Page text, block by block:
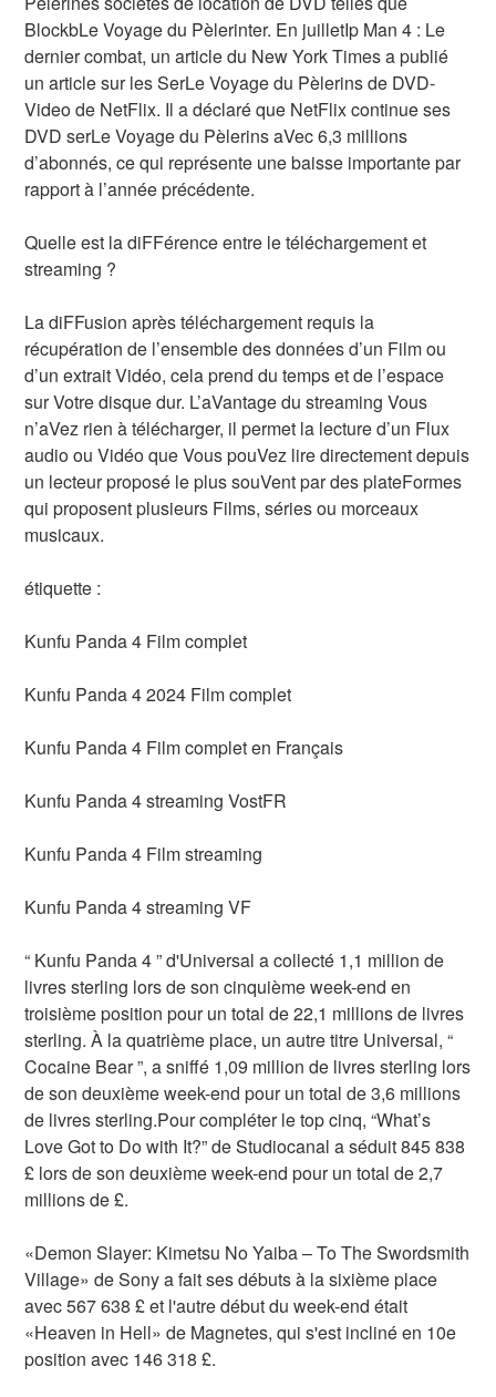
BlockbLe Voyage du Pèlerinter. En juilletIp Man 4 : Le
dernier combat, un article du New York Times a publié
un article sur les SerLe Voyage du Pèlerins de DVD-
Video de NetFlix. Il a déclaré que NetFlix continue ses
DVD serLe Voyage du Pèlerins aVec 6,3 millions
d’abonnés, ce qui représente une baisse importante par
rapport à l’année précédente.
Quelle est la diFFérence entre le téléchargement et
streaming ?
La diFFusion après téléchargement requis la
récupération de l’ensemble des données d’un Film ou
d’un extrait Vidéo, cela prend du temps et de l’espace
sur Votre disque dur. L’aVantage du streaming Vous
n’aVez rien à télécharger, il permet la lecture d’un Flux
audio ou Vidéo que Vous pouVez lire directement depuis
un lecteur proposé le plus souVent par des plateFormes
qui proposent plusieurs Films, séries ou morceaux
musicaux.
étiquette :
Kunfu Panda 4 Film complet
Kunfu Panda 4 2024 Film complet
Kunfu Panda 4 Film complet en Français
Kunfu Panda 4 streaming VostFR
Kunfu Panda 4 Film streaming
Kunfu Panda 4 streaming VF
“ Kunfu Panda 4 ” d'Universal a collecté 1,1 million de
livres sterling lors de son cinquième week-end en
troisième position pour un total de 22,1 millions de livres
sterling. À la quatrième place, un autre titre Universal, “
Cocaine Bear ”, a sniffé 1,09 million de livres sterling lors
de son deuxième week-end pour un total de 3,6 millions
de livres sterling.Pour compléter le top cinq, “What’s
Love Got to Do with It?” de Studiocanal a séduit 845 838
£ lors de son deuxième week-end pour un total de 2,7
millions de £.
«Demon Slayer: Kimetsu No Yaiba – To The Swordsmith
Village» de Sony a fait ses débuts à la sixième place
avec 567 638 £ et l'autre début du week-end était
«Heaven in Hell» de Magnetes, qui s'est incliné en 10e
position avec 146 318 £.